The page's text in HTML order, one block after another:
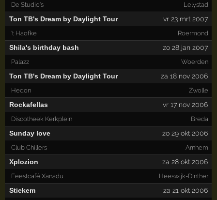
De Studio's Lelystad
Ton TB's Dream by Daylight Tour vr 23 mrt 2007
't Haofke Roermond
Shila's birthday bash zo 28 jan 2007
Palazz Woerden
Ton TB's Dream by Daylight Tour za 18 nov 2006
Hedon Zwolle
Rockafellas vr 17 nov 2006
Discotheek Kerkplein Breda
Sunday love zo 29 okt 2006
Club Chillers Arnhem
Xplozion za 28 okt 2006
Feestcafé Xanadu Heeswijk-Dinther
Stiekem za 21 okt 2006